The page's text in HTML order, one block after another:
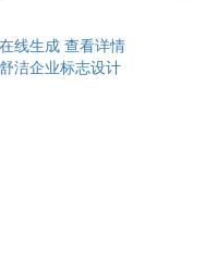
在线生成 查看详情
舒洁企业标志设计